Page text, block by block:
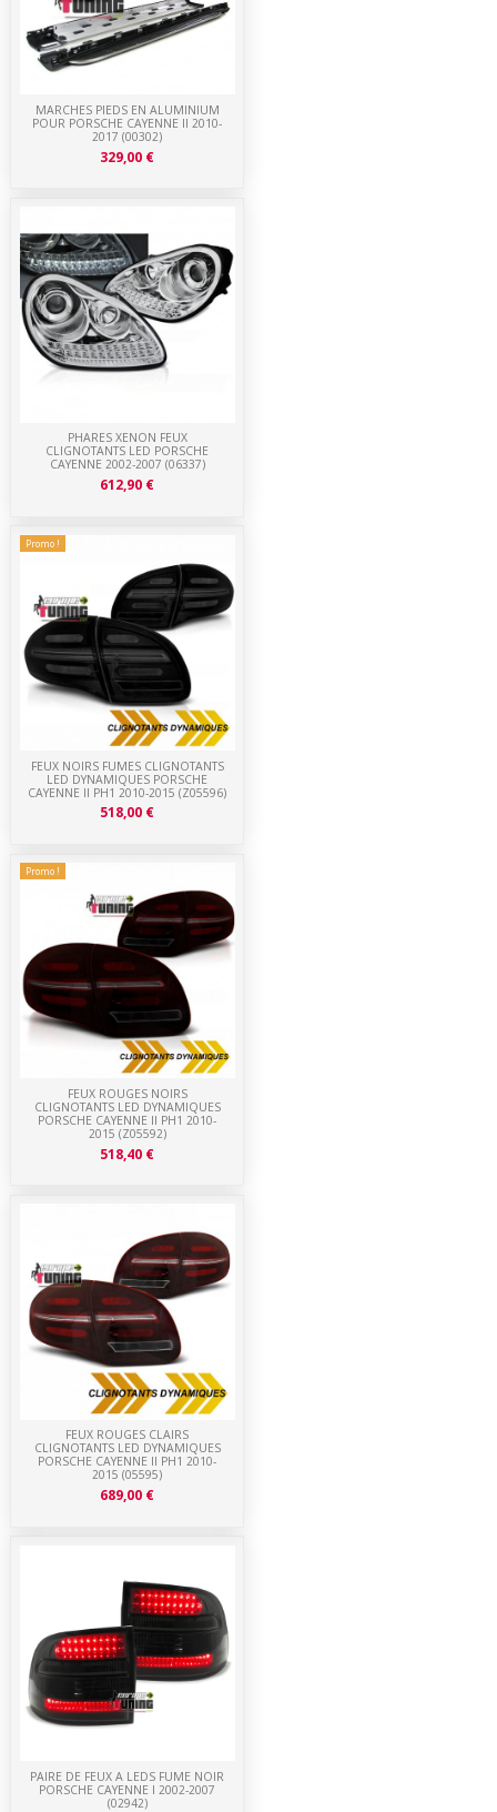
PAIRE DE FEUX A LEDS FUME NOIR
PORSCHE CAYENNE I 2002-2007
(02942)
FEUX ROUGES CLAIRS
CLIGNOTANTS LED DYNAMIQUES
PORSCHE CAYENNE II PH1 2010-
2015 (05595)
689,00 €
Promo !
FEUX ROUGES NOIRS
CLIGNOTANTS LED DYNAMIQUES
PORSCHE CAYENNE II PH1 2010-
2015 (Z05592)
518,40 €
Promo !
FEUX NOIRS FUMES CLIGNOTANTS
LED DYNAMIQUES PORSCHE
CAYENNE II PH1 2010-2015 (Z05596)
518,00 €
PHARES XENON FEUX
CLIGNOTANTS LED PORSCHE
CAYENNE 2002-2007 (06337)
612,90 €
MARCHES PIEDS EN ALUMINIUM
POUR PORSCHE CAYENNE II 2010-
2017 (00302)
329,00 €